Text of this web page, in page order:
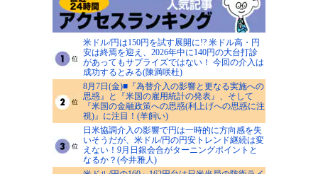
米ドル/円は150円を試す展開に!? 米ドル高・円
安は終焉を迎え、2026年中に140円の大台打診
があってもサプライズではない！ 今回の介入は
成功するとみる(陳満咲杜)
8月7日(金)■『為替介入の影響と更なる実施への
思惑』と『米国の雇用統計の発表』、そして
『米国の金融政策への思惑(利上げへの思惑に注
視)』に注目！(羊飼い)
日米協調介入の影響で円は一時的に方向感を失
いそうだが、米ドル/円の円安トレンド継続は変
えない！9月日銀会合がターニングポイントと
なるか？(今井雅人)